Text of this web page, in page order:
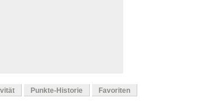
Punkte-Historie Favoriten